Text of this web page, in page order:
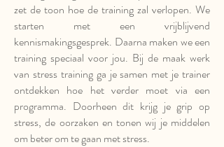
zet de toon hoe de training zal verlopen. We
starten met een vrijblijvend
kennismakingsgesprek. Daarna maken we een
training speciaal voor jou. Bij de maak werk
van stress training ga je samen met je trainer
ontdekken hoe het verder moet via een
programma. Doorheen dit krijg je grip op
stress, de oorzaken en tonen wij je middelen
om beter om te gaan met stress.